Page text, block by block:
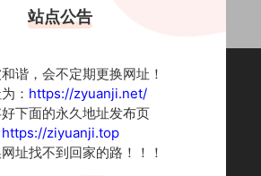
内容来自网络收集整理，仅作个人学习使用。
如有违法内容请联系删除
Copyright © 2022 资源集
站点公告
谐，会不定期更换网址！
： https://zyuanji.net/
下面的永久地址发布页
https://ziyuanji.top
址找不到回家的路！！！